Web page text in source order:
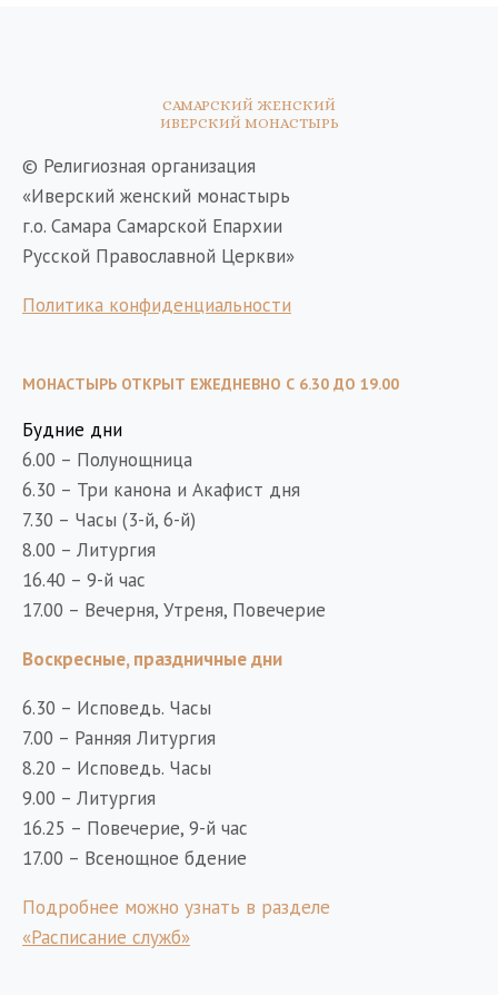
САМАРСКИЙ ЖЕНСКИЙ
ИВЕРСКИЙ МОНАСТЫРЬ
© Религиозная организация
«Иверский женский монастырь
г.о. Самара Самарской Епархии
Русской Православной Церкви»
Политика конфиденциальности
МОНАСТЫРЬ ОТКРЫТ ЕЖЕДНЕВНО С 6.30 ДО 19.00
Будние дни
6.00 – Полунощница
6.30 – Три канона и Акафист дня
7.30 – Часы (3-й, 6-й)
8.00 – Литургия
16.40 – 9-й час
17.00 – Вечерня, Утреня, Повечерие
Воскресные, праздничные дни
6.30 – Исповедь. Часы
7.00 – Ранняя Литургия
8.20 – Исповедь. Часы
9.00 – Литургия
16.25 – Повечерие, 9-й час
17.00 – Всенощное бдение
Подробнее можно узнать в разделе
«Расписание служб»